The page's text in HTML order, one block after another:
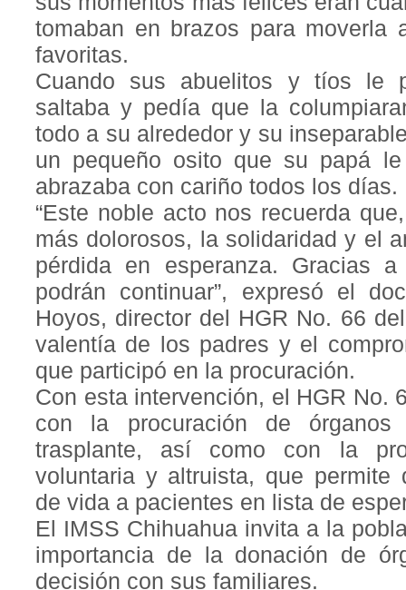
tomaban en brazos para moverla
favoritas.
Cuando sus abuelitos y tíos le
saltaba y pedía que la
todo a su alrededor y su
un pequeño osito que su papá
abrazaba con cariño todos los días.
“Este noble acto nos recuerda
más dolorosos, la solidaridad y el
pérdida en esperanza. Gracias
podrán continuar”, expresó el
Hoyos, director del HGR No. 66
valentía de los padres y el
que participó en la procuración.
Con esta intervención, el HGR No.
con la procuración de
trasplante, así como con la
voluntaria y altruista, que permite
de vida a pacientes en lista de
El IMSS Chihuahua invita a la
importancia de la donación de
decisión con sus familiares.